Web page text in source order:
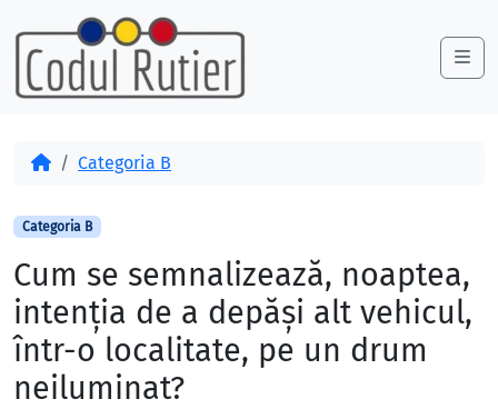
Skip to content
Skip to footer
AcasăCategoria B
Categoria B
Cum se semnalizează, noaptea,
intenţia de a depăşi alt vehicul,
într-o localitate, pe un drum
neiluminat?